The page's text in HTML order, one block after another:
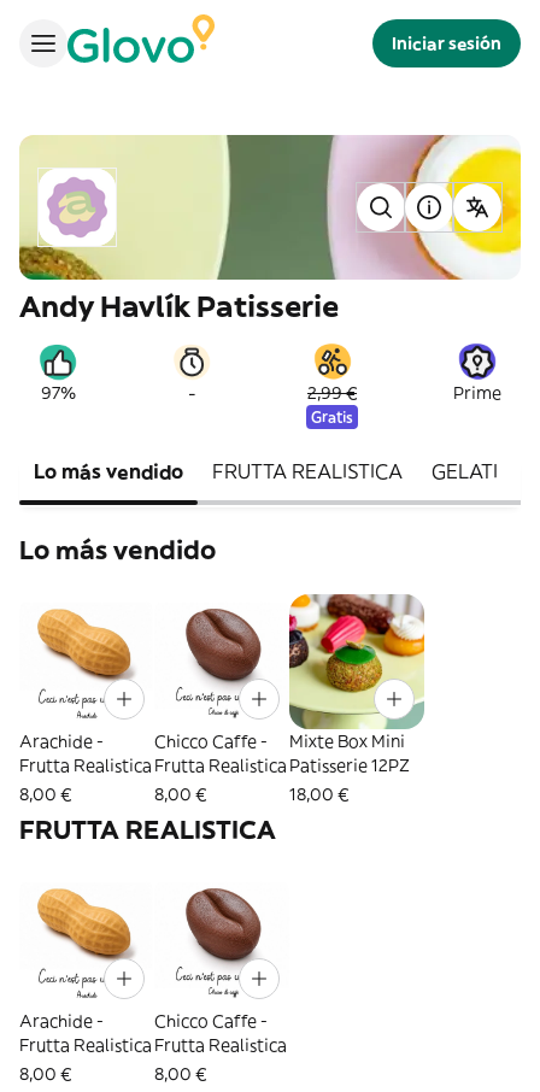
Iniciar sesión
Andy Havlík Patisserie
97% - 2,99 €
Gratis
Prime
Lo más vendido FRUTTA REALISTICA GELATI
Lo más vendido
Arachide -
Frutta Realistica
8,00 €
Chicco Caffe -
Frutta Realistica
8,00 €
Mixte Box Mini
Patisserie 12PZ
18,00 €
FRUTTA REALISTICA
Arachide -
Frutta Realistica
8,00 €
Chicco Caffe -
Frutta Realistica
8,00 €